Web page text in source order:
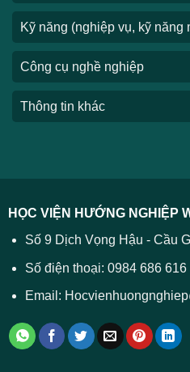
Kỹ năng (nghiệp vụ, kỹ
Công cụ nghề nghiệp
Thông tin khác
HỌC VIỆN HƯỚNG NGHIỆP
Số 9 Dịch Vọng Hậu - Cầu
Số điện thoại: 0984 686
Email: